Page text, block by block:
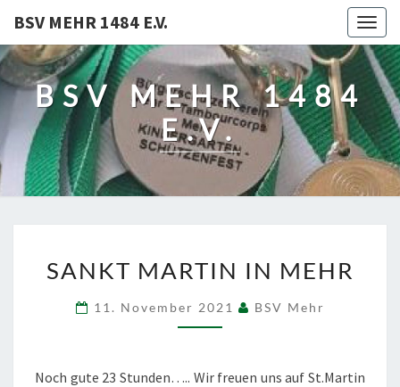
BSV MEHR 1484 E.V.
BSV MEHR 1484
E.V.
MARTIN
MEHR
SANKT MARTIN IN MEHR
11. November 2021 BSV Mehr
Noch gute 23 Stunden….. Wir freuen uns auf St.Martin